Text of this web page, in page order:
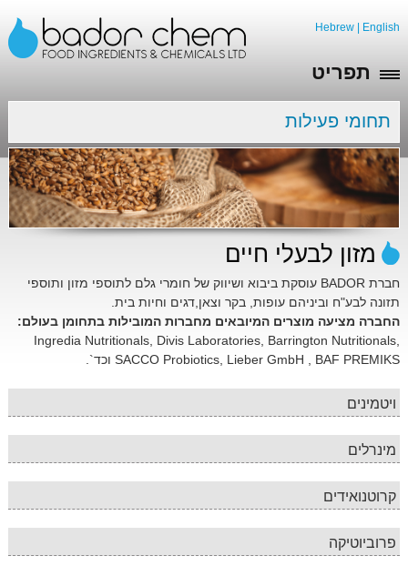
Hebrew English
תפריט
תחומי פעילות
מזון לבעלי חיים
חברת BADOR עוסקת ביבוא ושיווק של חומרי גלם לתוספי מזון ותוספי
תזונה לבע"ח וביניהם עופות, בקר וצאן,דגים וחיות בית.
החברה מציעה מוצרים המיובאים מחברות המובילות בתחומן בעולם:
Ingredia Nutritionals, Divis Laboratories, Barrington Nutritionals,
SACCO Probiotics, Lieber GmbH , BAF PREMIKS וכד`.
ויטמינים
מינרלים
קרוטנואידים
פרוביוטיקה